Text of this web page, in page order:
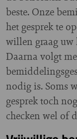
beste. Onze
het gesprek te
willen graag uw
Daarna volgt
nodig is. Soms
gesprek toch
checken wel of